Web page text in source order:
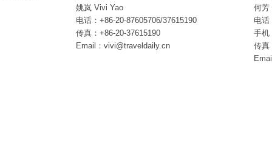
姚岚 Vivi Yao
电话：+86-20-87605706/37615190
传真：+86-20-37615190
Email：vivi@traveldaily.cn
何芳
电话
手机
传真